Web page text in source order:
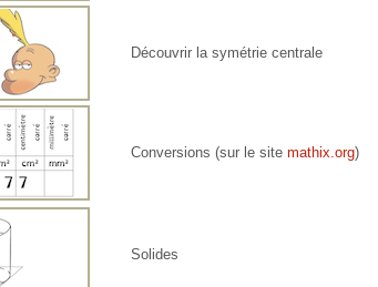
Découvrir la symétrie centrale
Conversions (sur le sitemathix.org)
Solides